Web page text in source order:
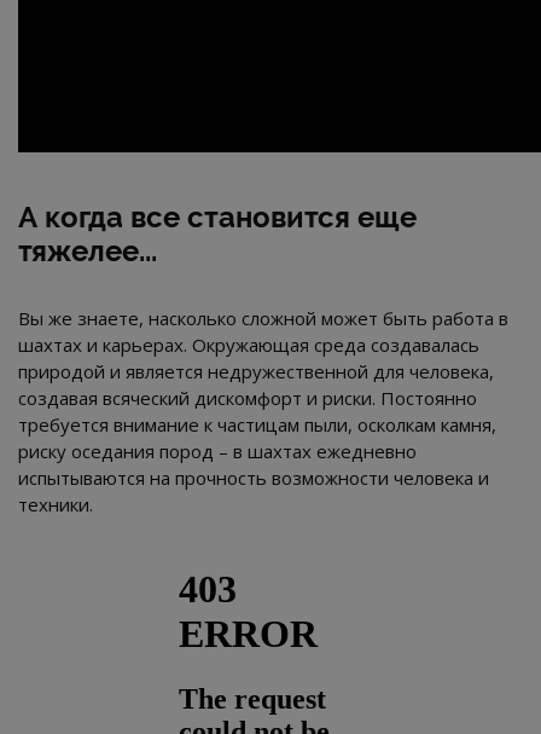
А когда все становится еще
тяжелее...
Вы же знаете, насколько сложной может быть работа в
шахтах и карьерах. Окружающая среда создавалась
природой и является недружественной для человека,
создавая всяческий дискомфорт и риски. Постоянно
требуется внимание к частицам пыли, осколкам камня,
риску оседания пород – в шахтах ежедневно
испытываются на прочность возможности человека и
техники.